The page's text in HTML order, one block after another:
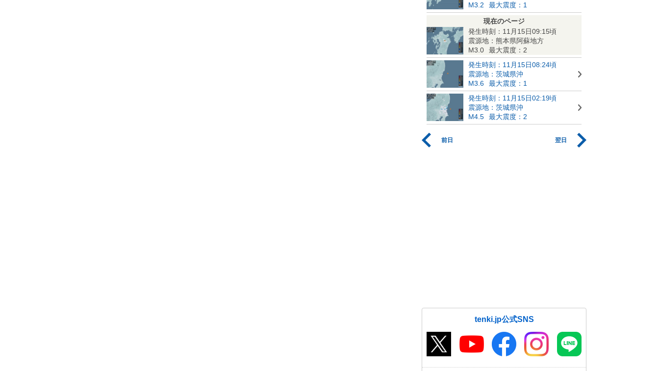
M3.2
最大震度：1
現在のページ
発生時刻：11月15日09:15頃
震源地：熊本県阿蘇地方
M3.0
最大震度：2
発生時刻：11月15日08:24頃
震源地：茨城県沖
M3.6
最大震度：1
発生時刻：11月15日02:19頃
震源地：茨城県沖
M4.5
最大震度：2
前日 翌日
tenki.jp公式SNS